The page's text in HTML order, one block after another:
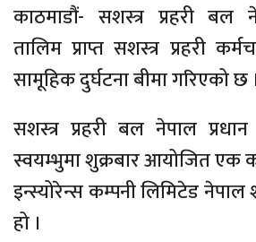
काठमाडौं- सशस्त्र प्रहरी बल
तालिम प्राप्त सशस्त्र प्रहरी
सामूहिक दुर्घटना बीमा गरिएको छ ।
सशस्त्र प्रहरी बल नेपाल
स्वयम्भुमा शुक्रबार आयोजित एक
इन्स्योरेन्स कम्पनी लिमिटेड
हो ।